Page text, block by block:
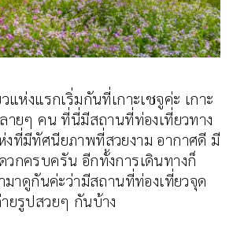
แห่งแรกเริ่มกันที่เกาะเชจูค่ะ เกาะ
ายๆ คน ที่นี่มีสถานที่ท่องเที่ยวทาง
ที่มีทัศนียภาพที่สวยงาม อากาศดี มี
วกครบครัน อีกทั้งการเดินทางก็
าดูกันค่ะว่ามีสถานที่ท่องเที่ยวจุด
ยรูปสวยๆ กันบ้าง